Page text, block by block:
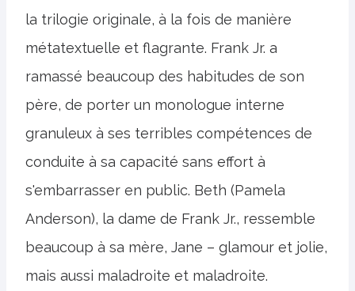
la trilogie originale, à la fois de manière
métatextuelle et flagrante. Frank Jr. a
ramassé beaucoup des habitudes de son
père, de porter un monologue interne
granuleux à ses terribles compétences de
conduite à sa capacité sans effort à
s'embarrasser en public. Beth (Pamela
Anderson), la dame de Frank Jr., ressemble
beaucoup à sa mère, Jane – glamour et jolie,
mais aussi maladroite et maladroite.